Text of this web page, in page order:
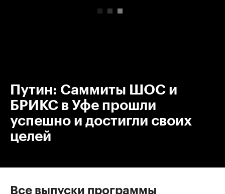
Путин: Саммиты ШОС и
БРИКС в Уфе прошли
успешно и достигли своих
целей
Все выпуски программы